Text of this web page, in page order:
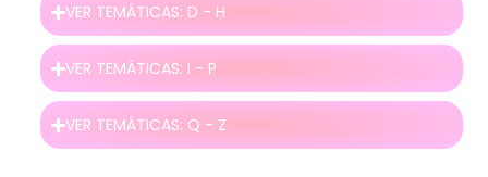
VER TEMÁTICAS: D - H
VER TEMÁTICAS: I - P
VER TEMÁTICAS: Q - Z